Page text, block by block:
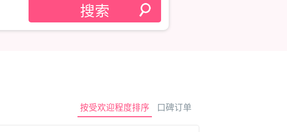
按受欢迎程度排序 口碑订单